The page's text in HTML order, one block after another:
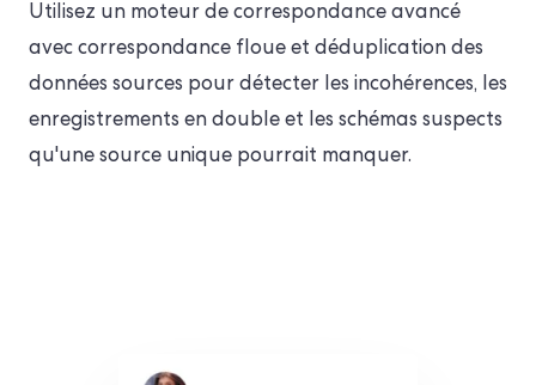
Utilisez un moteur de correspondance avancé
avec correspondance floue et déduplication des
données sources pour détecter les incohérences, les
enregistrements en double et les schémas suspects
qu'une source unique pourrait manquer.